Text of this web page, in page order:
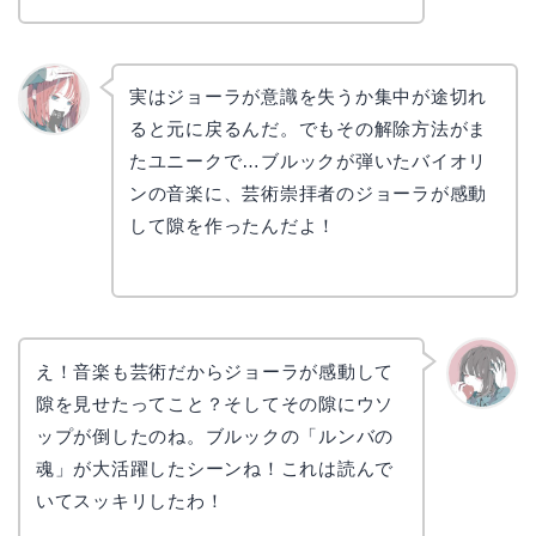
実はジョーラが意識を失うか集中が途切れ
ると元に戻るんだ。でもその解除方法がま
たユニークで…ブルックが弾いたバイオリ
ンの音楽に、芸術崇拝者のジョーラが感動
して隙を作ったんだよ！
え！音楽も芸術だからジョーラが感動して
隙を見せたってこと？そしてその隙にウソ
ップが倒したのね。ブルックの「ルンバの
魂」が大活躍したシーンね！これは読んで
いてスッキリしたわ！